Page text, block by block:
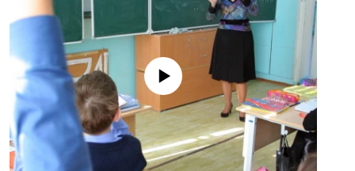
No media source currently available